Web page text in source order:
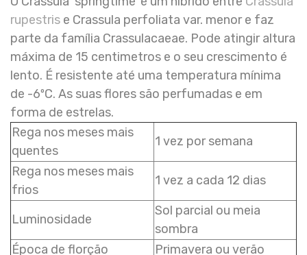
rupestris e Crassula perfoliata var. menor e faz
parte da família Crassulacaeae. Pode atingir altura
máxima de 15 centimetros e o seu crescimento é
lento. É resistente até uma temperatura mínima
de -6ºC. As suas flores são perfumadas e em
forma de estrelas.
Rega nos meses mais
quentes
1 vez por semana
Rega nos meses mais
frios
1 vez a cada 12 dias
Luminosidade
Sol parcial ou meia
sombra
Época de florção
Primavera ou verão